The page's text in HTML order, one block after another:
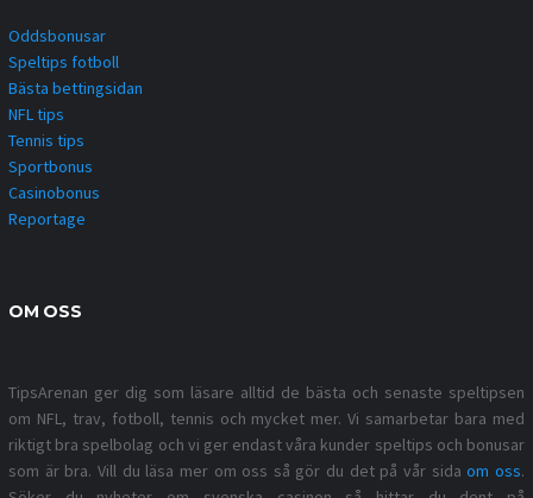
Oddsbonusar
Speltips fotboll
Bästa bettingsidan
NFL tips
Tennis tips
Sportbonus
Casinobonus
Reportage
OM OSS
TipsArenan ger dig som läsare alltid de bästa och senaste speltipsen
om NFL, trav, fotboll, tennis och mycket mer. Vi samarbetar bara med
riktigt bra spelbolag och vi ger endast våra kunder speltips och bonusar
som är bra. Vill du läsa mer om oss så gör du det på vår sidaom oss.